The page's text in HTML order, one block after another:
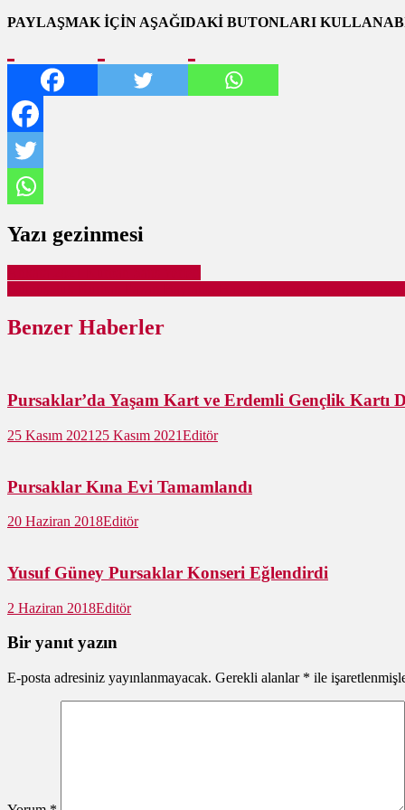
PAYLAŞMAK İÇİN AŞAĞIDAKİ BUTONLARI
Yazı gezinmesi
Benzer Haberler
Pursaklar’da Yaşam Kart ve Erdemli Gençlik Kartı
25 Kasım 2021 25 Kasım 2021Editör
Pursaklar Kına Evi Tamamlandı
20 Haziran 2018Editör
Yusuf Güney Pursaklar Konseri Eğlendirdi
2 Haziran 2018Editör
Bir yanıt yazın
E-posta adresiniz yayınlanmayacak. Gerekli alanlar * ile